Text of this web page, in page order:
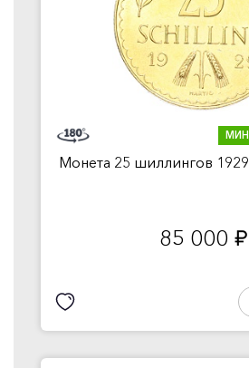
Монета 25 шиллингов
85 000 руб.